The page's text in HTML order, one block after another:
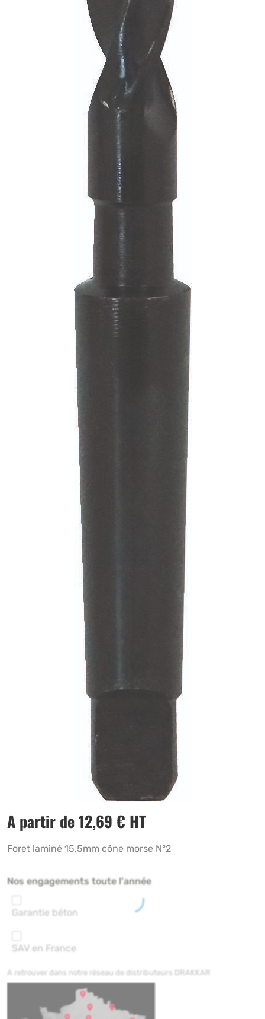
A partir de12,69 € HT
Foret laminé 15,5mm cône morse N°2
Nos engagements toute l'année
Garantie béton
SAV en France
A retrouver dans notre réseau de distributeurs DRAKKAR